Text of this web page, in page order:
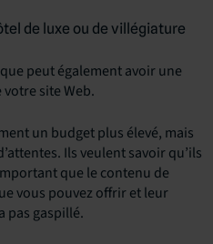
de luxe ou de villégiature
peut également avoir une
site Web.
un budget plus élevé, mais
Ils veulent savoir qu’ils
que le contenu de
vous pouvez offrir et leur
pas gaspillé.